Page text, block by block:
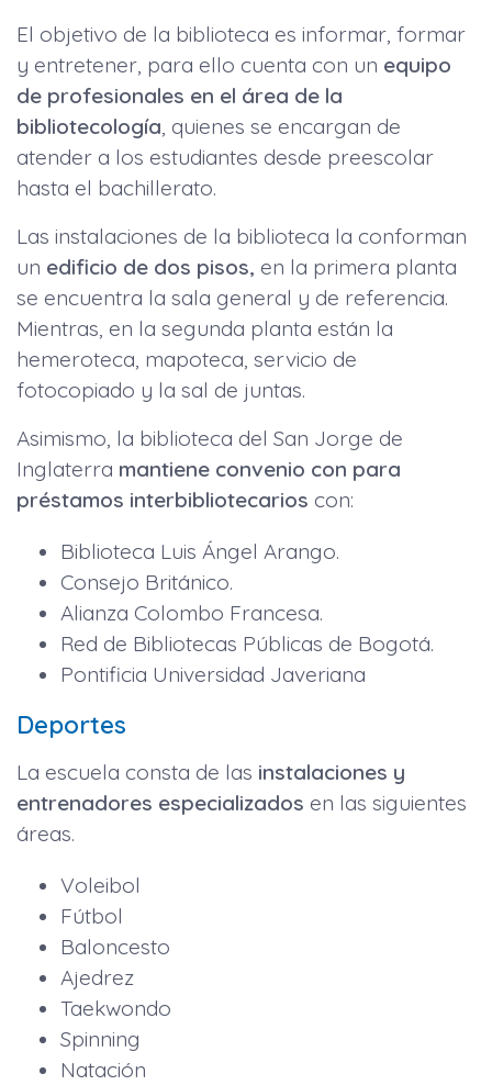
El objetivo de la biblioteca es informar, formar
y entretener, para ello cuenta con un equipo
de profesionales en el área de la
bibliotecología , quienes se encargan de
atender a los estudiantes desde preescolar
hasta el bachillerato.
Las instalaciones de la biblioteca la conforman
un edificio de dos pisos, en la primera planta
se encuentra la sala general y de referencia.
Mientras, en la segunda planta están la
hemeroteca, mapoteca, servicio de
fotocopiado y la sal de juntas.
Asimismo, la biblioteca del San Jorge de
Inglaterra mantiene convenio con para
préstamos interbibliotecarios con:
Biblioteca Luis Ángel Arango.
Consejo Británico.
Alianza Colombo Francesa.
Red de Bibliotecas Públicas de Bogotá.
Pontificia Universidad Javeriana
Deportes
La escuela consta de las instalaciones y
entrenadores especializados en las siguientes
áreas.
Voleibol
Fútbol
Baloncesto
Ajedrez
Taekwondo
Spinning
Natación